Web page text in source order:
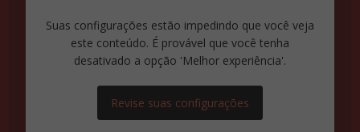
Suas configurações estão impedindo que você veja
este conteúdo. É provável que você tenha
desativado a opção 'Melhor experiência'.
Revise suas configurações